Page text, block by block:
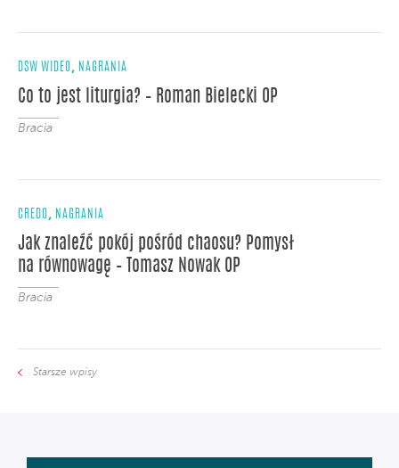
DSW WIDEO, NAGRANIA
Co to jest liturgia? – Roman Bielecki OP
Bracia
CREDO, NAGRANIA
Jak znaleźć pokój pośród chaosu? Pomysł
na równowagę – Tomasz Nowak OP
Bracia
Starsze wpisy